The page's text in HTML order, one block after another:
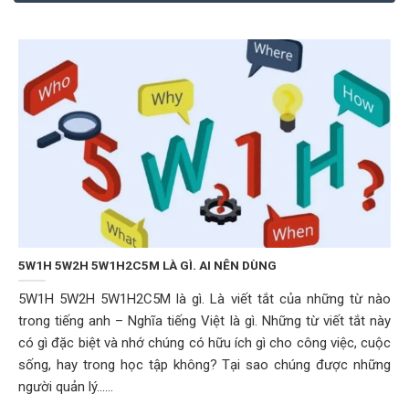
5W1H 5W2H 5W1H2C5M LÀ GÌ. AI NÊN DÙNG
5W1H 5W2H 5W1H2C5M là gì. Là viết tắt của những từ nào
trong tiếng anh – Nghĩa tiếng Việt là gì. Những từ viết tắt này
có gì đặc biệt và nhớ chúng có hữu ích gì cho công việc, cuộc
sống, hay trong học tập không? Tại sao chúng được những
người quản lý......